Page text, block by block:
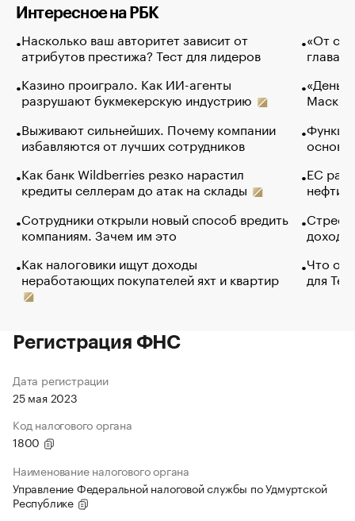
Интересное на РБК
Насколько ваш авторитет зависит от
атрибутов престижа? Тест для лидеров
Казино проиграло. Как ИИ-агенты
разрушают букмекерскую индустрию
Выживают сильнейших. Почему компании
избавляются от лучших сотрудников
Как банк Wildberries резко нарастил
кредиты селлерам до атак на склады
Сотрудники открыли новый способ вредить
компаниям. Зачем им это
Как налоговики ищут доходы
неработающих покупателей яхт и квартир
«От
глава
Маск в
основ
ЕС
нефти
Что
для
Регистрация ФНС
Дата регистрации
25 мая 2023
Код налогового органа
1800
Наименование налогового органа
Управление Федеральной налоговой службы по Удмуртской
Республике